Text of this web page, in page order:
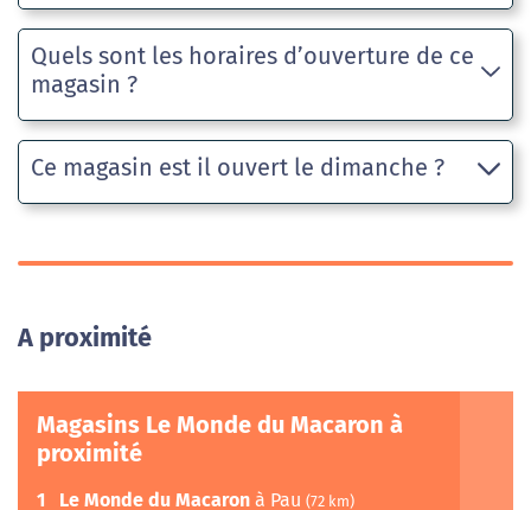
Quels sont les horaires d’ouverture de ce
magasin ?
Ce magasin est il ouvert le dimanche ?
A proximité
Magasins Le Monde du Macaron à
proximité
1 Le Monde du Macaron à Pau (72 km)